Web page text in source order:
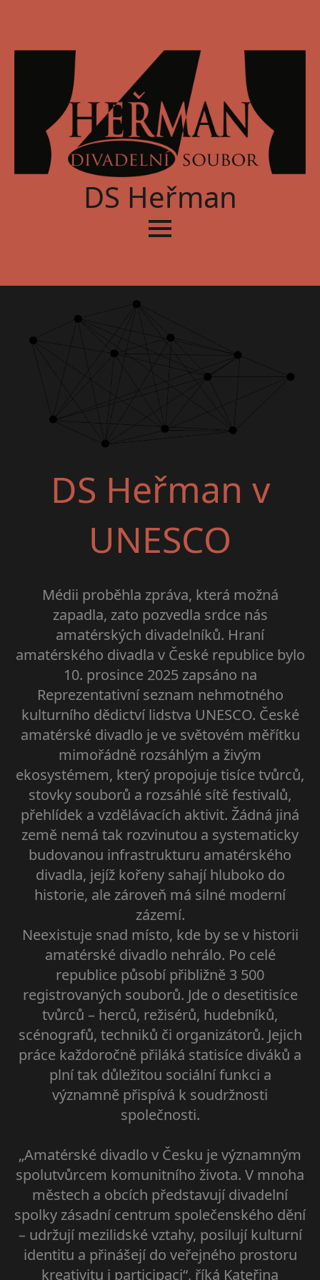
DS Heřman
DS Heřman v
UNESCO
Médii proběhla zpráva, která možná
zapadla, zato pozvedla srdce nás
amatérských divadelníků. Hraní
amatérského divadla v České republice bylo
10. prosince 2025 zapsáno na
Reprezentativní seznam nehmotného
kulturního dědictví lidstva UNESCO. České
amatérské divadlo je ve světovém měřítku
mimořádně rozsáhlým a živým
ekosystémem, který propojuje tisíce tvůrců,
stovky souborů a rozsáhlé sítě festivalů,
přehlídek a vzdělávacích aktivit. Žádná jiná
země nemá tak rozvinutou a systematicky
budovanou infrastrukturu amatérského
divadla, jejíž kořeny sahají hluboko do
historie, ale zároveň má silné moderní
zázemí.
Neexistuje snad místo, kde by se v historii
amatérské divadlo nehrálo. Po celé
republice působí přibližně 3 500
registrovaných souborů. Jde o desetitisíce
tvůrců – herců, režisérů, hudebníků,
scénografů, techniků či organizátorů. Jejich
práce každoročně přiláká statisíce diváků a
plní tak důležitou sociální funkci a
významně přispívá k soudržnosti
společnosti.
„Amatérské divadlo v Česku je významným
spolutvůrcem komunitního života. V mnoha
městech a obcích představují divadelní
spolky zásadní centrum společenského dění
– udržují mezilidské vztahy, posilují kulturní
identitu a přinášejí do veřejného prostoru
kreativitu i participaci“, říká Kateřina